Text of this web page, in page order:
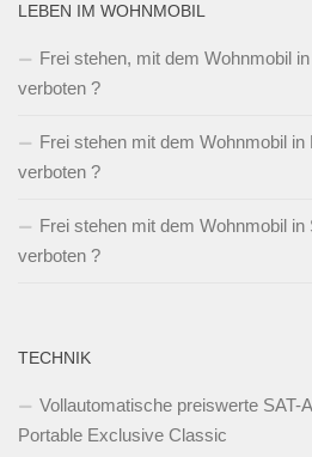
LEBEN IM WOHNMOBIL
Frei stehen, mit dem Wohnmobil
verboten ?
Frei stehen mit dem Wohnmobil in
verboten ?
Frei stehen mit dem Wohnmobil in
verboten ?
TECHNIK
Vollautomatische preiswerte SAT-
Portable Exclusive Classic